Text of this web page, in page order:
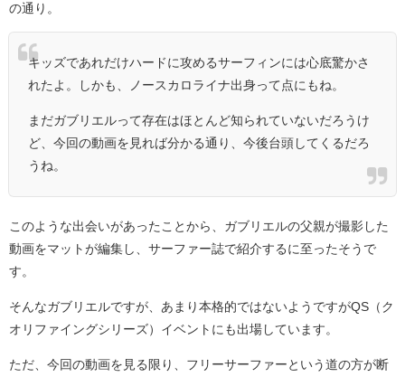
の通り。
キッズであれだけハードに攻めるサーフィンには心底驚かさ
れたよ。しかも、ノースカロライナ出身って点にもね。
まだガブリエルって存在はほとんど知られていないだろうけ
ど、今回の動画を見れば分かる通り、今後台頭してくるだろ
うね。
このような出会いがあったことから、ガブリエルの父親が撮影した
動画をマットが編集し、サーファー誌で紹介するに至ったそうで
す。
そんなガブリエルですが、あまり本格的ではないようですがQS（ク
オリファイングシリーズ）イベントにも出場しています。
ただ、今回の動画を見る限り、フリーサーファーという道の方が断